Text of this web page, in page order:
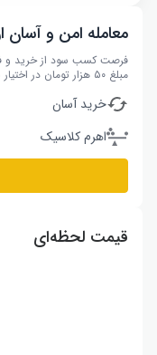
معامله امن و آسان
مبلغ ۵۰ هزار تومان در اختیار شماست.
خرید آسان
اهرم کلاسیک
قیمت لحظه‌ای